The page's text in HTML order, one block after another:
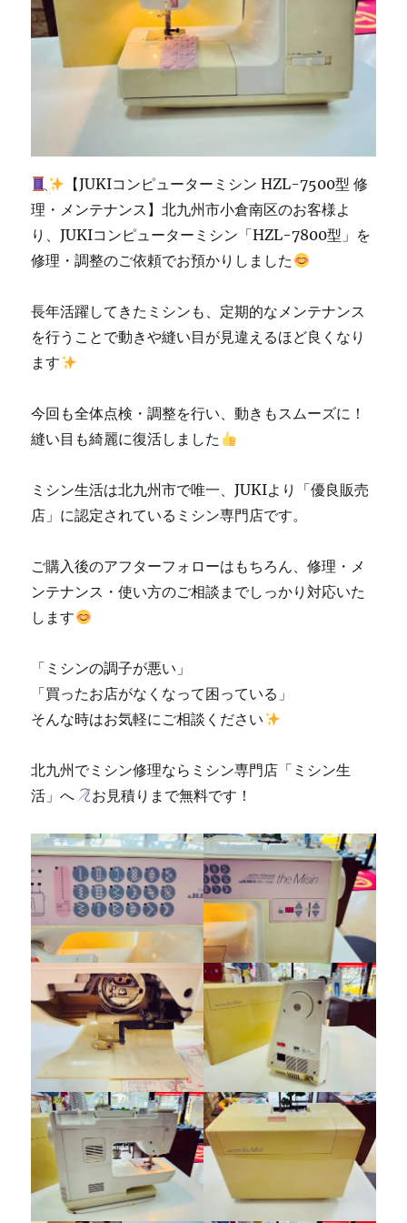
に
【JUKIコンピューターミシン HZL-7500型 修
理・メンテナンス】北九州市小倉南区のお客様よ
り、JUKIコンピューターミシン「HZL-7800型」を
修理・調整のご依頼でお預かりしました
長年活躍してきたミシンも、定期的なメンテナンス
を行うことで動きや縫い目が見違えるほど良くなり
ます
今回も全体点検・調整を行い、動きもスムーズに！
縫い目も綺麗に復活しました
ミシン生活は北九州市で唯一、JUKIより「優良販売
店」に認定されているミシン専門店です。
ご購入後のアフターフォローはもちろん、修理・メ
ンテナンス・使い方のご相談までしっかり対応いた
します
「ミシンの調子が悪い」
「買ったお店がなくなって困っている」
そんな時はお気軽にご相談ください
北九州でミシン修理ならミシン専門店「ミシン生
活」へ
お見積りまで無料です！